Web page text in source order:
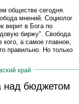
обществе сегодня.
мнений. Социолог
верит в Бога по
биржу". Свобода
а самое главное,
правильно. Но только
край
над бюджетом